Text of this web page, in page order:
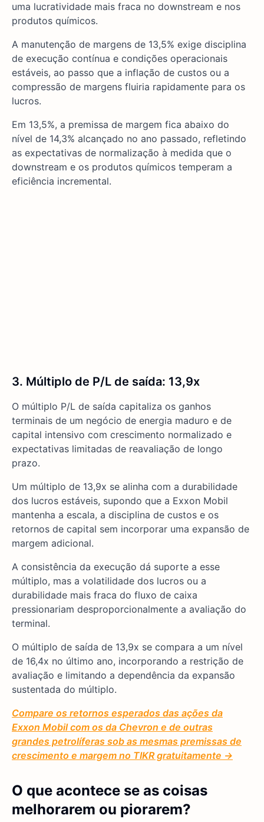
uma lucratividade mais fraca no downstream e nos
produtos químicos.
A manutenção de margens de 13,5% exige disciplina
de execução contínua e condições operacionais
estáveis, ao passo que a inflação de custos ou a
compressão de margens fluiria rapidamente para os
lucros.
Em 13,5%, a premissa de margem fica abaixo do
nível de 14,3% alcançado no ano passado, refletindo
as expectativas de normalização à medida que o
downstream e os produtos químicos temperam a
eficiência incremental.
3. Múltiplo de P/L de saída: 13,9x
O múltiplo P/L de saída capitaliza os ganhos
terminais de um negócio de energia maduro e de
capital intensivo com crescimento normalizado e
expectativas limitadas de reavaliação de longo
prazo.
Um múltiplo de 13,9x se alinha com a durabilidade
dos lucros estáveis, supondo que a Exxon Mobil
mantenha a escala, a disciplina de custos e os
retornos de capital sem incorporar uma expansão de
margem adicional.
A consistência da execução dá suporte a esse
múltiplo, mas a volatilidade dos lucros ou a
durabilidade mais fraca do fluxo de caixa
pressionariam desproporcionalmente a avaliação do
terminal.
O múltiplo de saída de 13,9x se compara a um nível
de 16,4x no último ano, incorporando a restrição de
avaliação e limitando a dependência da expansão
sustentada do múltiplo.
Compare os retornos esperados das ações da
Exxon Mobil com os da Chevron e de outras
grandes petrolíferas sob as mesmas premissas de
crescimento e margem no TIKR gratuitamente →
O que acontece se as coisas
melhorarem ou piorarem?